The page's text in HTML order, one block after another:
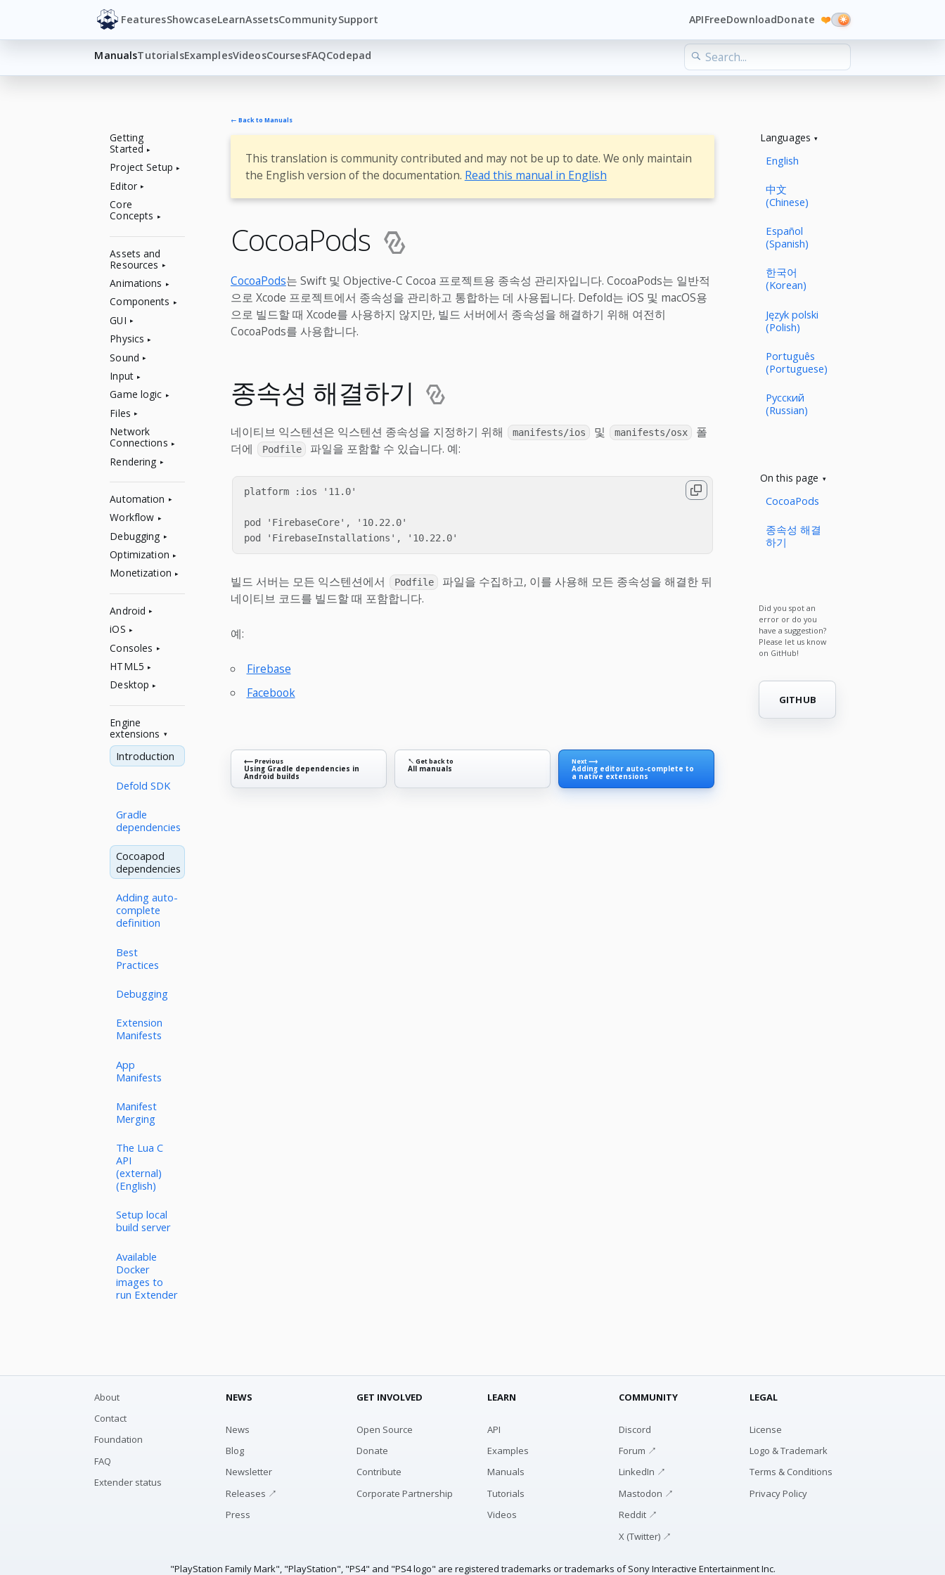
FeaturesShowcaseLearnAssetsCommunitySupport APIFreeDownloadDonate ❤️
ManualsTutorialsExamplesVideosCoursesFAQCodepad
Getting
Started
Project Setup
Editor
Core
Concepts
Assets and
Resources
Animations
Components
GUI
Physics
Sound
Input
Game logic
Files
Network
Connections
Rendering
Automation
Workflow
Debugging
Optimization
Monetization
Android
iOS
Consoles
HTML5
Desktop
Engine
extensions
Introduction
Defold SDK
Gradle
dependencies
Cocoapod
dependencies
Adding auto-
complete
definition
Best
Practices
Debugging
Extension
Manifests
App
Manifests
Manifest
Merging
The Lua C
API
(external)
(English)
Setup local
build server
Available
Docker
images to
run Extender
← Back to Manuals
This translation is community contributed and may not be up to date. We only maintain
the English version of the documentation. Read this manual in English
CocoaPods
CocoaPods는 Swift 및 Objective-C Cocoa 프로젝트용 종속성 관리자입니다. CocoaPods는 일반적
으로 Xcode 프로젝트에서 종속성을 관리하고 통합하는 데 사용됩니다. Defold는 iOS 및 macOS용
으로 빌드할 때 Xcode를 사용하지 않지만, 빌드 서버에서 종속성을 해결하기 위해 여전히
CocoaPods를 사용합니다.
종속성 해결하기
네이티브 익스텐션은 익스텐션 종속성을 지정하기 위해 manifests/ios 및 manifests/osx
폴
더에
Podfile 파일을 포함할 수 있습니다. 예:
platform :ios '11.0'
pod 'FirebaseCore', '10.22.0'
빌드 서버는 모든 익스텐션에서 Podfile
파일을 수집하고, 이를 사용해 모든 종속성을 해결한 뒤
네이티브 코드를 빌드할 때 포함합니다.
예:
Firebase
Facebook
⟵ Previous
Using Gradle dependencies in
Android builds
↖ Get back to
All manuals
Next ⟶
Adding editor auto-complete to
a native extensions
Languages
English
中文
(Chinese)
Español
(Spanish)
한국어
(Korean)
Język polski
(Polish)
Português
(Portuguese)
Русский
(Russian)
On this page
CocoaPods
종속성 해결
하기
Did you spot an
error or do you
have a suggestion?
Please let us know
on GitHub!
GITHUB
About
Contact
Foundation
FAQ
Extender status
NEWS
News
Blog
Newsletter
Releases ↗
Press
GET INVOLVED
Open Source
Donate
Contribute
Corporate Partnership
LEARN
API
Examples
Manuals
Tutorials
Videos
COMMUNITY
Discord
Forum ↗
LinkedIn ↗
Mastodon ↗
Reddit ↗
X (Twitter) ↗
LEGAL
License
Logo & Trademark
Terms & Conditions
Privacy Policy
"PlayStation Family Mark", "PlayStation", "PS4" and "PS4 logo" are registered trademarks or trademarks of Sony Interactive Entertainment Inc.